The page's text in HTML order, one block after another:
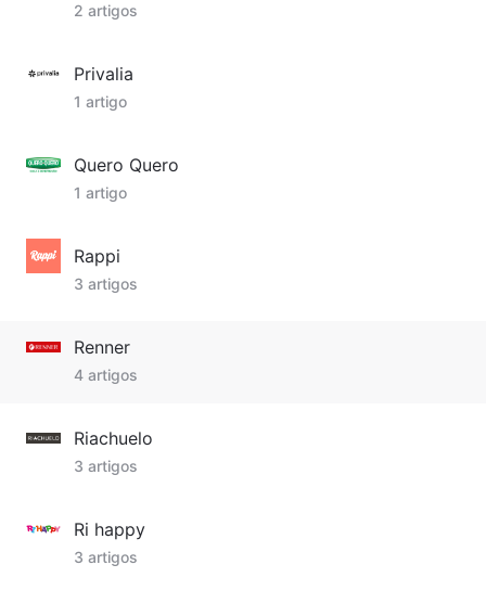
2 artigos
Privalia
1 artigo
Quero Quero
1 artigo
Rappi
3 artigos
Renner
4 artigos
Riachuelo
3 artigos
Ri happy
3 artigos